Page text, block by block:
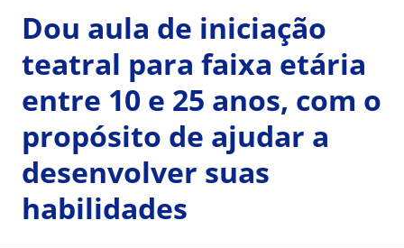
Dou aula de iniciação
teatral para faixa etária
entre 10 e 25 anos, com o
propósito de ajudar a
desenvolver suas
habilidades